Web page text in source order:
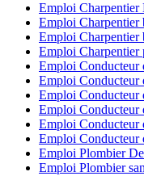
Emploi Charpentier
Emploi Charpentier
Emploi Charpentier
Emploi Charpentier
Emploi Conducteur
Emploi Conducteur
Emploi Conducteur
Emploi Conducteur
Emploi Conducteur
Emploi Conducteur
Emploi Plombier
Emploi Plombier